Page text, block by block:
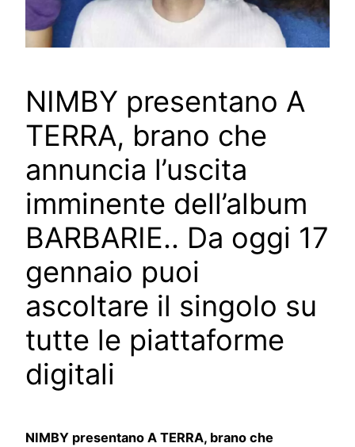
NIMBY presentano A
TERRA, brano che
annuncia l’uscita
imminente dell’album
BARBARIE.. Da oggi 17
gennaio puoi
ascoltare il singolo su
tutte le piattaforme
digitali
NIMBY presentano A TERRA, brano che